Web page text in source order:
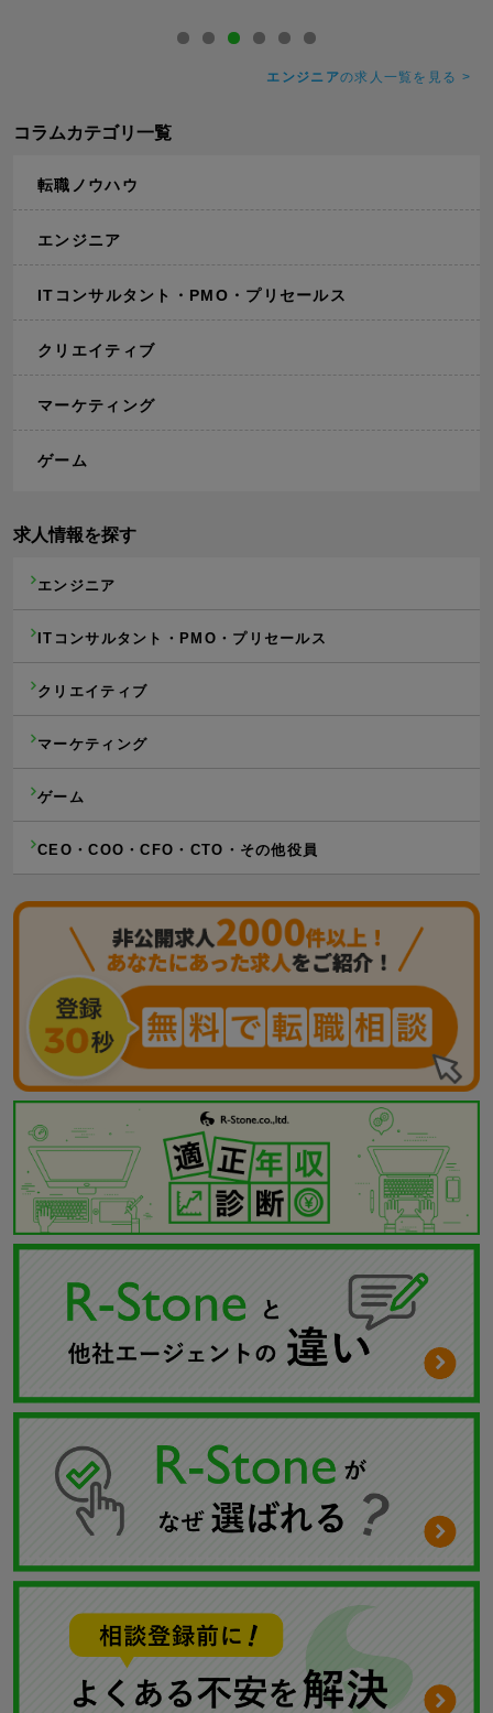
エンジニアの求人一覧を見る >
コラムカテゴリ一覧
転職ノウハウ
エンジニア
ITコンサルタント・PMO・プリセールス
クリエイティブ
マーケティング
ゲーム
求人情報を探す
エンジニア
ITコンサルタント・PMO・プリセールス
クリエイティブ
マーケティング
ゲーム
CEO・COO・CFO・CTO・その他役員